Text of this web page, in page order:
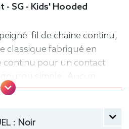
- SG - Kids' Hooded
fil de chaine continu,
classique fabriqué en
continu pour un contact
simple. Aucun
les modèles enfants. .
12 ans) manche longue,
: Noir